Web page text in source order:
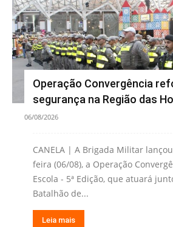
Operação Convergência
segurança na Região das
06/08/2026
CANELA | A Brigada Militar
feira (06/08), a Operação
Escola - 5ª Edição, que atuará
Batalhão de...
Leia mais